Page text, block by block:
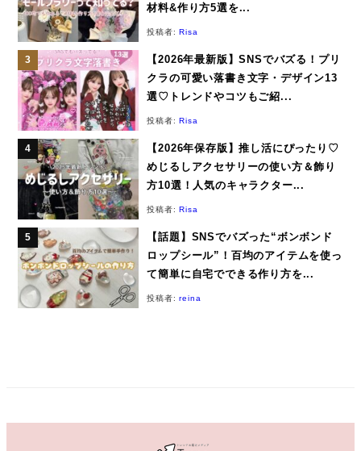
材料&作り方5選を...
投稿者:Risa
【2026年最新版】SNSでバズる！プリ
クラの可愛い落書き文字・デザイン13
選♡トレンドやコツもご紹...
投稿者:Risa
【2026年保存版】推し活にぴったり♡
めじるしアクセサリーの使い方＆飾り
方10選！人気のキャラクター...
投稿者:Risa
【話題】SNSでバズった“ボンボンド
ロップシール”！百均のアイテムを使っ
て簡単に自宅でできる作り方を...
投稿者:reina